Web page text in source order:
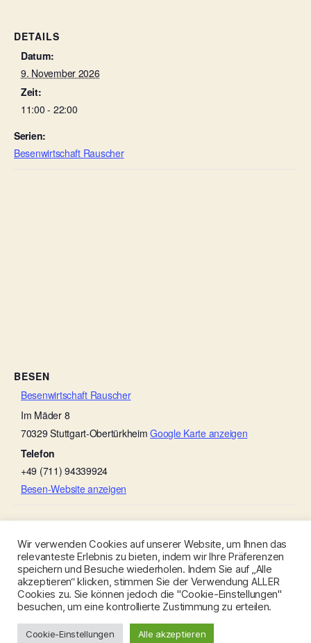
DETAILS
Datum:
9. November 2026
Zeit:
11:00 - 22:00
Serien:
Besenwirtschaft Rauscher
BESEN
Besenwirtschaft Rauscher
Im Mäder 8
70329 Stuttgart-Obertürkheim Google Karte anzeigen
Telefon
+49 (711) 94339924
Besen-Website anzeigen
© 2026Besen-Stuttgart.de
Datenschutzerklärung
Nach oben
Wir verwenden Cookies auf unserer Website, um Ihnen das
relevanteste Erlebnis zu bieten, indem wir Ihre Präferenzen
speichern und Besuche wiederholen. Indem Sie auf „Alle
akzeptieren“ klicken, stimmen Sie der Verwendung ALLER
Cookies zu. Sie können jedoch die "Cookie-Einstellungen"
besuchen, um eine kontrollierte Zustimmung zu erteilen.
Cookie-Einstellungen Alle akzeptieren